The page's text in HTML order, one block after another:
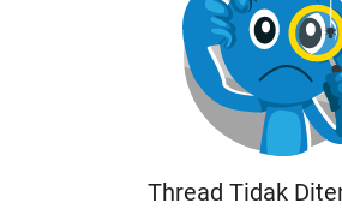
Thread Tidak